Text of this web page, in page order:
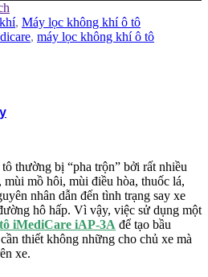
, Máy lọc không khí ô tô
, máy lọc không khí ô tô
thường bị “pha trộn” bởi rất nhiều
mồ hôi, mùi điều hòa, thuốc lá,
nhân dẫn đến tình trạng say xe
hô hấp. Vì vậy, việc sử dụng một
iMediCare iAP-3A để tạo bầu
thiết không những cho chủ xe mà
xe.